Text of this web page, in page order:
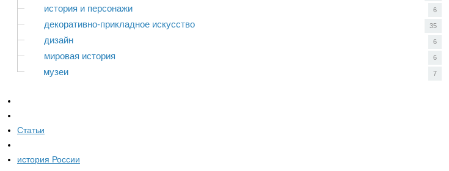
6
история и персонажи
35
декоративно-прикладное искусство
6
дизайн
6
мировая история
7
музеи
Статьи
история России